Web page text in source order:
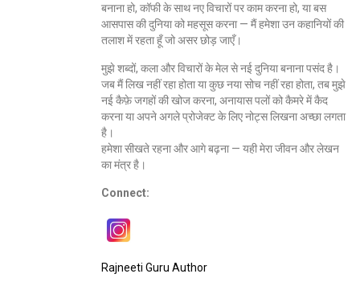
बनाना हो, कॉफी के साथ नए विचारों पर काम करना हो, या बस
आसपास की दुनिया को महसूस करना — मैं हमेशा उन कहानियों की
तलाश में रहता हूँ जो असर छोड़ जाएँ।
मुझे शब्दों, कला और विचारों के मेल से नई दुनिया बनाना पसंद है।
जब मैं लिख नहीं रहा होता या कुछ नया सोच नहीं रहा होता, तब मुझे
नई कैफ़े जगहों की खोज करना, अनायास पलों को कैमरे में कैद
करना या अपने अगले प्रोजेक्ट के लिए नोट्स लिखना अच्छा लगता
है।
हमेशा सीखते रहना और आगे बढ़ना — यही मेरा जीवन और लेखन
का मंत्र है।
Connect:
Rajneeti Guru Author